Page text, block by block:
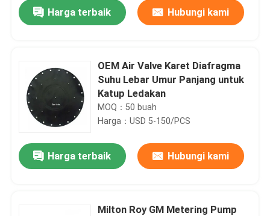
Harga terbaik Hubungi kami
OEM Air Valve Karet Diafragma
Suhu Lebar Umur Panjang untuk
Katup Ledakan
MOQ：50 buah
Harga：USD 5-150/PCS
Harga terbaik Hubungi kami
Milton Roy GM Metering Pump